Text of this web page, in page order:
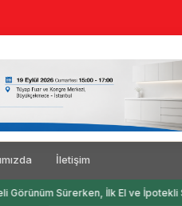
İletişim
Görünüm Sürerken, İlk El ve İpotekli